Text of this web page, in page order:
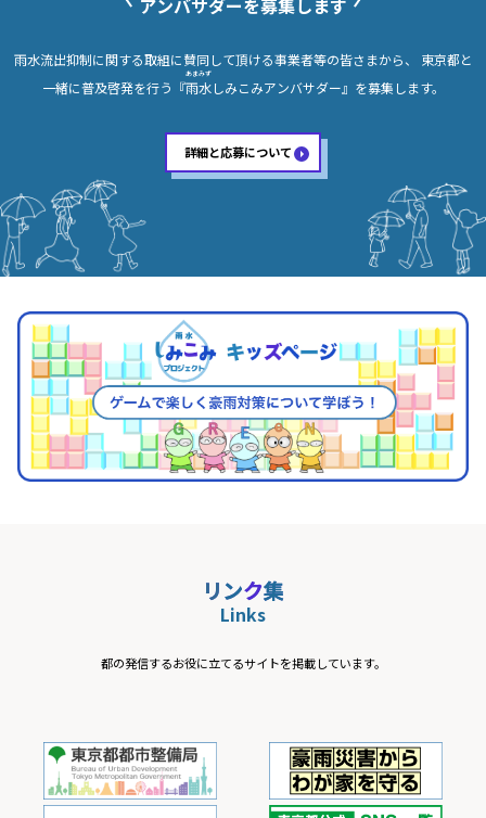
アンバサダーを募集します
雨水流出抑制に関する取組に賛同して頂ける事業者等の皆さまから、
一緒に普及啓発を行う『雨水
あまみず
しみこみアンバサダー』を募集します。
詳細と応募について
リンク集
Links
都の発信するお役に立てるサイトを掲載しています。